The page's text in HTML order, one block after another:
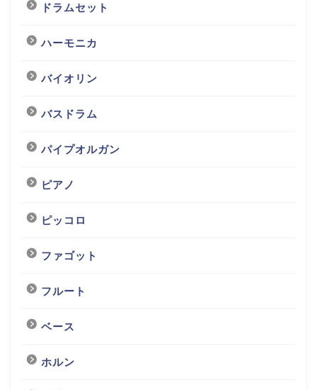
ドラムセット
ハーモニカ
バイオリン
バスドラム
パイプオルガン
ピアノ
ピッコロ
ファゴット
フルート
ベース
ホルン